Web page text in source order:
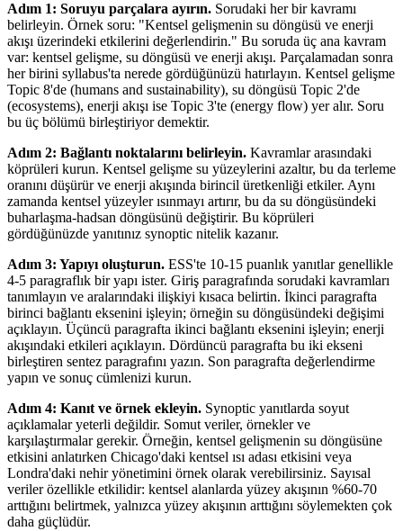
Adım 1: Soruyu parçalara ayırın. Sorudaki her bir kavramı
belirleyin. Örnek soru: "Kentsel gelişmenin su döngüsü ve enerji
akışı üzerindeki etkilerini değerlendirin." Bu soruda üç ana kavram
var: kentsel gelişme, su döngüsü ve enerji akışı. Parçalamadan sonra
her birini syllabus'ta nerede gördüğünüzü hatırlayın. Kentsel gelişme
Topic 8'de (humans and sustainability), su döngüsü Topic 2'de
(ecosystems), enerji akışı ise Topic 3'te (energy flow) yer alır. Soru
bu üç bölümü birleştiriyor demektir.
Adım 2: Bağlantı noktalarını belirleyin. Kavramlar arasındaki
köprüleri kurun. Kentsel gelişme su yüzeylerini azaltır, bu da terleme
oranını düşürür ve enerji akışında birincil üretkenliği etkiler. Aynı
zamanda kentsel yüzeyler ısınmayı artırır, bu da su döngüsündeki
buharlaşma-hadsan döngüsünü değiştirir. Bu köprüleri
gördüğünüzde yanıtınız synoptic nitelik kazanır.
Adım 3: Yapıyı oluşturun. ESS'te 10-15 puanlık yanıtlar genellikle
4-5 paragraflık bir yapı ister. Giriş paragrafında sorudaki kavramları
tanımlayın ve aralarındaki ilişkiyi kısaca belirtin. İkinci paragrafta
birinci bağlantı eksenini işleyin; örneğin su döngüsündeki değişimi
açıklayın. Üçüncü paragrafta ikinci bağlantı eksenini işleyin; enerji
akışındaki etkileri açıklayın. Dördüncü paragrafta bu iki ekseni
birleştiren sentez paragrafını yazın. Son paragrafta değerlendirme
yapın ve sonuç cümlenizi kurun.
Adım 4: Kanıt ve örnek ekleyin. Synoptic yanıtlarda soyut
açıklamalar yeterli değildir. Somut veriler, örnekler ve
karşılaştırmalar gerekir. Örneğin, kentsel gelişmenin su döngüsüne
etkisini anlatırken Chicago'daki kentsel ısı adası etkisini veya
Londra'daki nehir yönetimini örnek olarak verebilirsiniz. Sayısal
veriler özellikle etkilidir: kentsel alanlarda yüzey akışının %60-70
arttığını belirtmek, yalnızca yüzey akışının arttığını söylemekten çok
daha güçlüdür.